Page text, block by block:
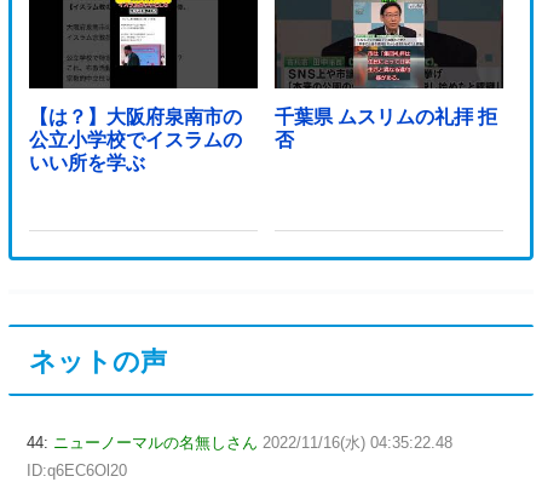
【は？】大阪府泉南市の
公立小学校でイスラムの
いい所を学ぶ
千葉県 ムスリムの礼拝 拒
否
ネットの声
44: ニューノーマルの名無しさん 2022/11/16(水) 04:35:22.48
ID:q6EC6Ol20